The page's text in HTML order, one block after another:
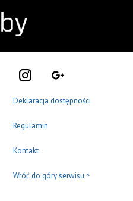
Deklaracja dostępności
Regulamin
Kontakt
Wróć do góry serwisu ^